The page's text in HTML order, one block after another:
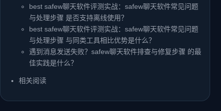
best safew聊天软件评测实战：safew聊天软件常见问题
与处理步骤 是否支持离线使用？
best safew聊天软件评测实战：safew聊天软件常见问题
与处理步骤 与同类工具相比优势是什么？
遇到消息发送失败？safew聊天软件排查与修复步骤 的最
佳实践是什么？
相关阅读